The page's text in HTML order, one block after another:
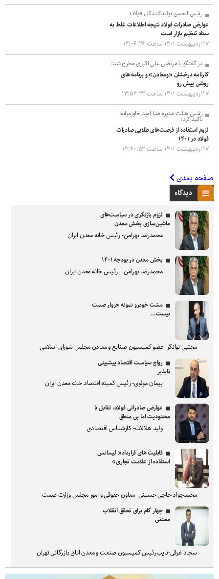
رئیس انجمن تولیدکنندگان فولاد؛
عوارض صادرات فولاد نتیجه اطلاعات غلط به
ستاد تنظیم بازار است
۱۷ اردیبهشت ۱۴۰۱ ساعت ۱۴:۰۶:۲۶
در گفتگو با مرتضی علی اکبری مطرح شد:
کارنامه درخشان «ومعادن» و برنامه های
روشن پیش رو
۱۷ اردیبهشت ۱۴۰۱ ساعت ۱۳:۵۴:۲۲
رئیس هیئت مدیره صبا امید خاورمیانه
تاکید کرد؛
لزوم استفاده از فرصت‌های طلایی صادرات
فولاد در ۱۴۰۱
۱۷ اردیبهشت ۱۴۰۱ ساعت ۱۳:۴۰:۵۲
صفحه بعدی
دیدگاه
لزوم بازنگری در سیاست‌های
ماشین‌سازی بخش معدن
محمدرضا بهرامن- رئیس خانه معدن ایران
بخش معدن در بودجه ۱۴۰۱
محمدرضا بهرامن _ رئیس خانه معدن ایران
مشت خودرو نمونه خروار صمت
نیست...
مجتبی توانگر- عضو کمیسیون صنایع و معادن مجلس شورای اسلامی
رواج سیاست اقتصاد پیشبینی
ناپذیر
پیمان مولوی- رئیس کمیته اقتصاد خانه معدن ایران
عوارض صادراتی فولاد، تقابل با
محدودیت اما بی منطق
ولید هلالات- کارشناس اقتصادی
قابلیت های قرارداد« لیسانس
استفاده از علامت تجاری»
محمدجواد حاجی حسینی- معاون حقوقی و امور مجلس وزارت صمت
چهار گام برای تحقق انقلاب
معدنی
سجاد غرقی-نایب‌رئیس کمیسیون صنعت و معدن اتاق بازرگانی تهران